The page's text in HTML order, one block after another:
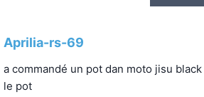
Aprilia-rs-69
a commandé un pot dan moto jisu
le pot